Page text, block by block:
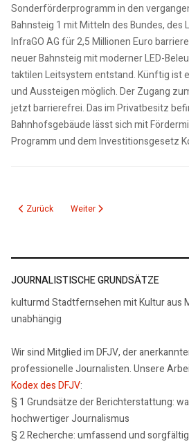
Sonderförderprogramm in den
Bahnsteig 1 mit Mitteln des Bundes, des
InfraGO AG für 2,5 Millionen Euro
neuer Bahnsteig mit moderner LED-
taktilen Leitsystem entstand. Künftig ist
und Aussteigen möglich. Der Zugang
jetzt barrierefrei. Das im Privatbesitz
Bahnhofsgebäude lässt sich mit
Programm und dem Investitionsgesetz
Vorheriger Beitrag: 27.03.26: Land
Zurück Nächster Beitrag: 27.03.26:
Weiter
JOURNALISTISCHE GRUNDSÄTZE
kulturmd Stadtfernsehen mit Kultur aus
unabhängig
Wir sind Mitglied im DFJV, der
professionelle Journalisten. Unsere
Kodex des DFJV:
§ 1 Grundsätze der Berichterstattung:
hochwertiger Journalismus
§ 2 Recherche: umfassend und sorgfältig